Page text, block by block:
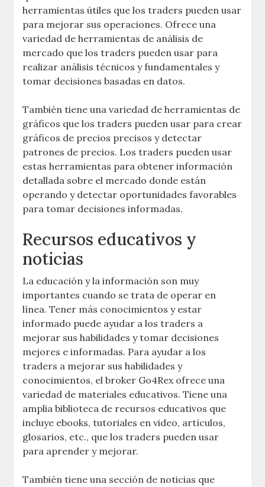
herramientas útiles que los traders pueden usar
para mejorar sus operaciones. Ofrece una
variedad de herramientas de análisis de
mercado que los traders pueden usar para
realizar análisis técnicos y fundamentales y
tomar decisiones basadas en datos.
También tiene una variedad de herramientas de
gráficos que los traders pueden usar para crear
gráficos de precios precisos y detectar
patrones de precios. Los traders pueden usar
estas herramientas para obtener información
detallada sobre el mercado donde están
operando y detectar oportunidades favorables
para tomar decisiones informadas.
Recursos educativos y
noticias
La educación y la información son muy
importantes cuando se trata de operar en
línea. Tener más conocimientos y estar
informado puede ayudar a los traders a
mejorar sus habilidades y tomar decisiones
mejores e informadas. Para ayudar a los
traders a mejorar sus habilidades y
conocimientos, el broker Go4Rex ofrece una
variedad de materiales educativos. Tiene una
amplia biblioteca de recursos educativos que
incluye ebooks, tutoriales en video, artículos,
glosarios, etc., que los traders pueden usar
para aprender y mejorar.
También tiene una sección de noticias que